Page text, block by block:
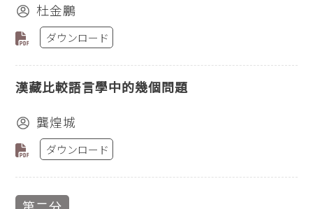
杜金鵬
ダウンロード
漢藏比較語言學中的幾個問題
龔煌城
ダウンロード